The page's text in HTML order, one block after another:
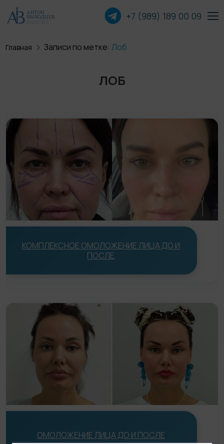
+7 (989) 189 00 09
Пластика лица
Прочие операции
О хирурге
Пациентам
Статьи
До/После
Акции
Контакты
Главная Записи по метке: Лоб
ЛОБ
КОМПЛЕКСНОЕ ОМОЛОЖЕНИЕ ЛИЦА ДО И
ПОСЛЕ
ОМОЛОЖЕНИЕ ЛИЦА ДО И ПОСЛЕ